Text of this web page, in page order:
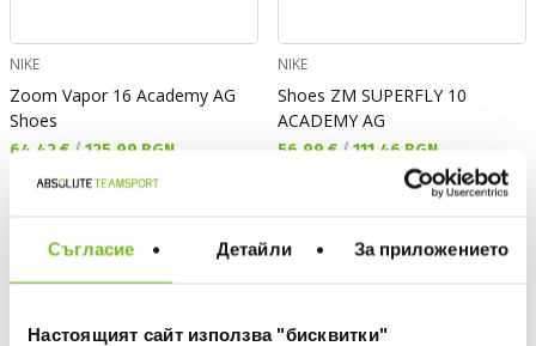
Съгласие Детайли За приложението
Настоящият сайт използва "бисквитки"
NIKE
Zoom Vapor 16 Academy AG
Shoes
Текуща цена:
64,42 € / 125,99 BGN
Regular price:
92,03 €Regular price
Спестявате:
NIKE
Shoes ZM SUPERFLY 10
ACADEMY AG
Текуща цена:
56,99 € / 111,46 BGN
The lowest price
) Regular price